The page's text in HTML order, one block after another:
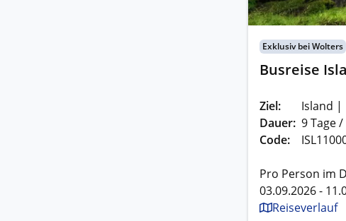
Exklusiv bei Wolters
Busreise
Ziel:
Island |
Dauer: 9 Tage
Code:
Pro Person im
03.09.2026 -
Reiseverlauf